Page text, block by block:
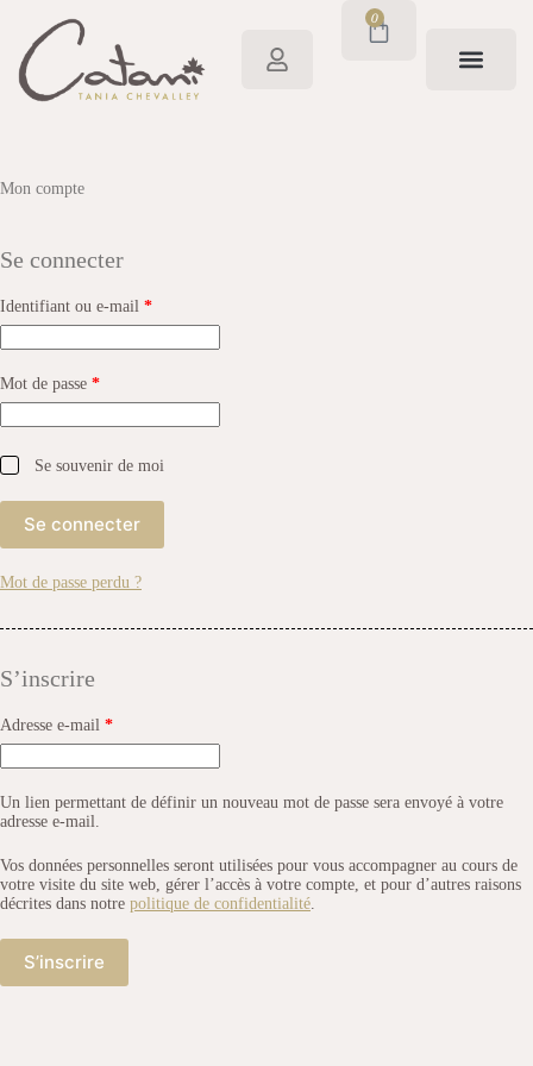
0
Mon compte
Se connecter
Identifiant ou e-mail *
Mot de passe *
Se souvenir de moi
Se connecter
Mot de passe perdu ?
S’inscrire
Adresse e-mail *
Un lien permettant de définir un nouveau mot de passe sera envoyé à votre
adresse e-mail.
Vos données personnelles seront utilisées pour vous accompagner au cours de
votre visite du site web, gérer l’accès à votre compte, et pour d’autres raisons
décrites dans notre politique de confidentialité
S’inscrire